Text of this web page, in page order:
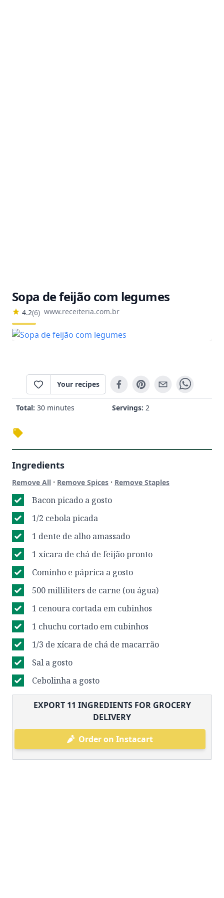
Sopa de feijão com legumes
4.2(6) www.receiteria.com.br
Your recipes
Total: 30 minutes Servings: 2
Ingredients
Remove All · Remove Spices · Remove Staples
Bacon picado a gosto
1/2 cebola picada
1 dente de alho amassado
1 xícara de chá de feijão pronto
Cominho e páprica a gosto
500 milliliters de carne (ou água)
1 cenoura cortada em cubinhos
1 chuchu cortado em cubinhos
1/3 de xícara de chá de macarrão
Sal a gosto
Cebolinha a gosto
EXPORT 11 INGREDIENTS FOR GROCERY
DELIVERY
Order on Instacart